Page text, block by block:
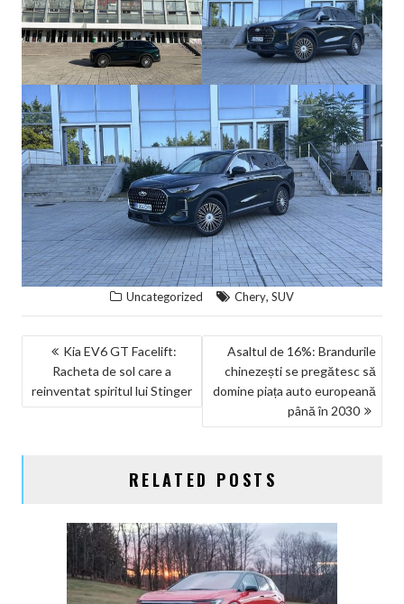
Uncategorized Chery, SUV
NAVIGARE
ARTICOLE
Kia EV6 GT Facelift:
Racheta de sol care a
reinventat spiritul lui Stinger
Asaltul de 16%: Brandurile
chinezești se pregătesc să
domine piața auto europeană
până în 2030
RELATED POSTS